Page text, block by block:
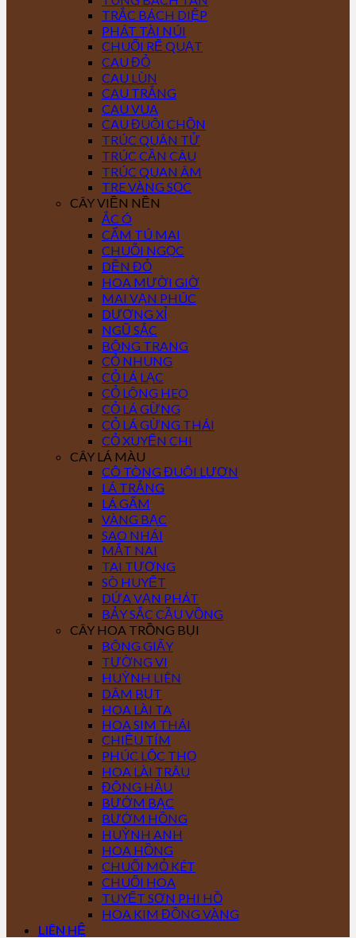
TRẮC BÁCH DIỆP
PHÁT TÀI NÚI
CHUỐI RẼ QUẠT
CAU ĐỎ
CAU LÙN
CAU TRẮNG
CAU VUA
CAU ĐUÔI CHỒN
TRÚC QUÂN TỬ
TRÚC CẦN CÂU
TRÚC QUAN ÂM
TRE VÀNG SỌC
CÂY VIỀN NỀN
ẮC Ó
CẨM TÚ MAI
CHUỖI NGỌC
DỀN ĐỎ
HOA MƯỜI GIỜ
MAI VẠN PHÚC
DƯƠNG XỈ
NGŨ SẮC
BÔNG TRANG
CỎ NHUNG
CỎ LÁ LẠC
CỎ LÔNG HEO
CỎ LÁ GỪNG
CỎ LÁ GỪNG THÁI
CỎ XUYẾN CHI
CÂY LÁ MÀU
CÔ TÒNG ĐUÔI LƯƠN
LÁ TRẮNG
LÁ GẤM
VÀNG BẠC
SAO NHÁI
MẮT NAI
TAI TƯỢNG
SÒ HUYẾT
DỨA VẠN PHÁT
BẢY SẮC CẦU VỒNG
CÂY HOA TRỒNG BỤI
BÔNG GIẤY
TƯỜNG VI
HUỲNH LIÊN
DÂM BỤT
HOA LÀI TA
HOA SIM THÁI
CHIỀU TÍM
PHÚC LỘC THỌ
HOA LÀI TRÂU
ĐÔNG HẦU
BƯỚM BẠC
BƯỚM HỒNG
HUỲNH ANH
HOA HỒNG
CHUỐI MỎ KÉT
CHUỐI HOA
TUYẾT SƠN PHI HỒ
HOA KIM ĐỒNG VÀNG
LIÊN HỆ